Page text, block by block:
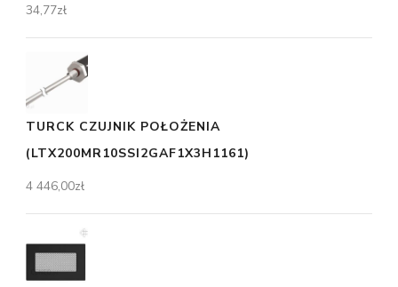
34,77zł
TURCK CZUJNIK POŁOŻENIA
(LTX200MR10SSI2GAF1X3H1161)
4 446,00zł